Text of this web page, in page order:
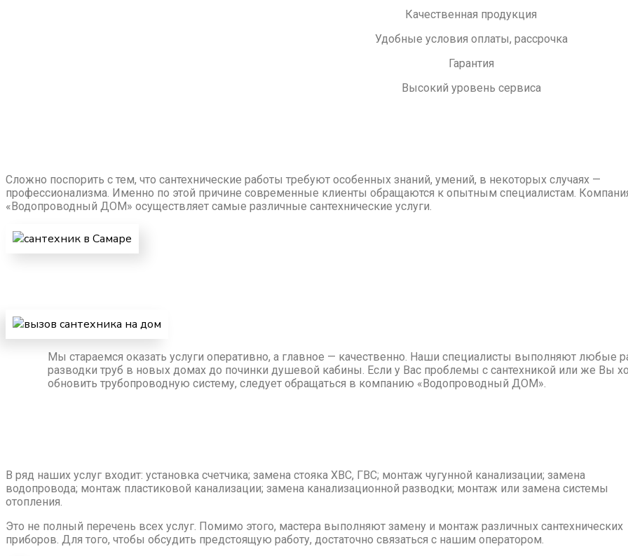
Качественная продукция
Удобные условия оплаты, рассрочка
Гарантия
Высокий уровень сервиса
Сложно поспорить с тем, что сантехнические работы требуют особенных знаний, умений, в некоторых случаях —
профессионализма. Именно по этой причине современные клиенты обращаются к опытным специалистам.
«Водопроводный ДОМ» осуществляет самые различные сантехнические услуги.
Мы стараемся оказать услуги оперативно, а главное — качественно. Наши специалисты выполняют любые
разводки труб в новых домах до починки душевой кабины. Если у Вас проблемы с сантехникой или же Вы
обновить трубопроводную систему, следует обращаться в компанию «Водопроводный ДОМ».
В ряд наших услуг входит: установка счетчика; замена стояка ХВС, ГВС; монтаж чугунной канализации; замена
водопровода; монтаж пластиковой канализации; замена канализационной разводки; монтаж или замена системы
отопления.
Это не полный перечень всех услуг. Помимо этого, мастера выполняют замену и монтаж различных сантехнических
приборов. Для того, чтобы обсудить предстоящую работу, достаточно связаться с нашим оператором.